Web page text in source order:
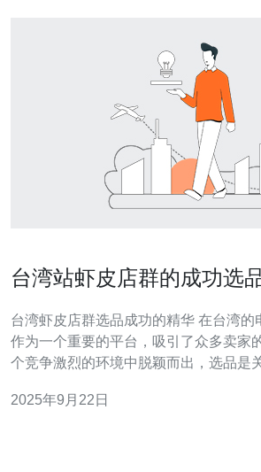
台湾站虾皮店群的成功选
台湾虾皮店群选品成功的精华 在台湾的
作为一个重要的平台，吸引了众多卖家
个竞争激烈的环境中脱颖而出，选品是
点，帮助您在电商之路上走得更远。 1. 市场调研是成功的
2025年9月22日